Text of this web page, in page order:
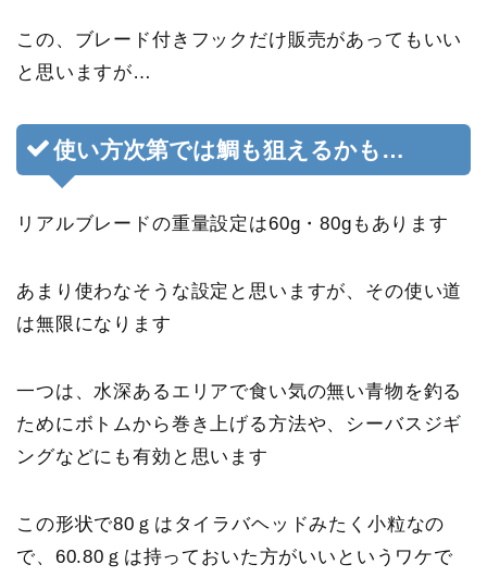
この、ブレード付きフックだけ販売があってもいい
と思いますが…
使い方次第では鯛も狙えるかも…
リアルブレードの重量設定は60g・80gもあります
あまり使わなそうな設定と思いますが、その使い道
は無限になります
一つは、水深あるエリアで食い気の無い青物を釣る
ためにボトムから巻き上げる方法や、シーバスジギ
ングなどにも有効と思います
この形状で80ｇはタイラバヘッドみたく小粒なの
で、60.80ｇは持っておいた方がいいというワケで